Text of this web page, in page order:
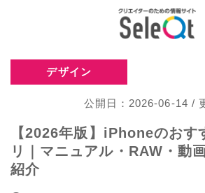
デザイン
公開日：2026-06-14 /
【2026年版】iPhoneのおす
リ｜マニュアル・RAW・動
紹介